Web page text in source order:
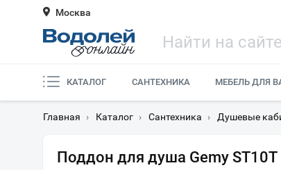
Москва
КАТАЛОГ САНТЕХНИКА МЕБЕЛЬ ДЛЯ
Главная › Каталог › Сантехника › Душевые
Поддон для душа Gemy ST10T